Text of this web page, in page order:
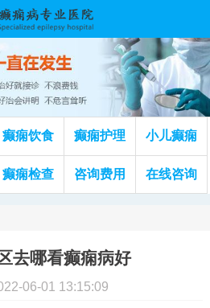
癫痫饮食 癫痫护理 小儿癫痫
癫痫检查 咨询费用 在线咨询
去哪看癫痫病好
06-01 13:15:09